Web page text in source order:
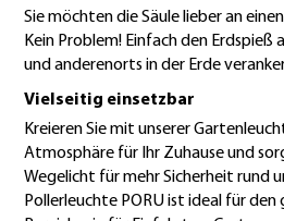
Sie möchten die Säule lieber an
Kein Problem! Einfach den Erdspieß
und anderenorts in der Erde
Vielseitig einsetzbar
Kreieren Sie mit unserer
Atmosphäre für Ihr Zuhause und
Wegelicht für mehr Sicherheit rund
Pollerleuchte PORU ist ideal für